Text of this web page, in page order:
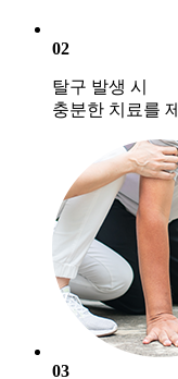
02
탈구 발생 시
충분한 치료를
03